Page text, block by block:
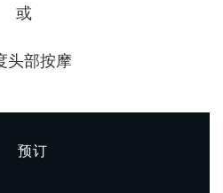
或
头部按摩
预订